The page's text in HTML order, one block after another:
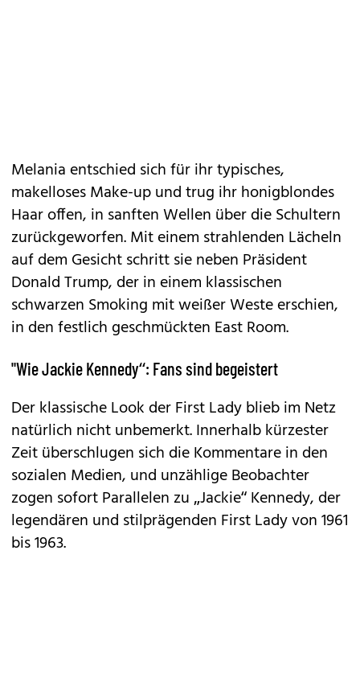
Melania entschied sich für ihr typisches,
makelloses Make-up und trug ihr honigblondes
Haar offen, in sanften Wellen über die Schultern
zurückgeworfen. Mit einem strahlenden Lächeln
auf dem Gesicht schritt sie neben Präsident
Donald Trump, der in einem klassischen
schwarzen Smoking mit weißer Weste erschien,
in den festlich geschmückten East Room.
"Wie Jackie Kennedy“: Fans sind begeistert
Der klassische Look der First Lady blieb im Netz
natürlich nicht unbemerkt. Innerhalb kürzester
Zeit überschlugen sich die Kommentare in den
sozialen Medien, und unzählige Beobachter
zogen sofort Parallelen zu „Jackie“ Kennedy, der
legendären und stilprägenden First Lady von 1961
bis 1963.